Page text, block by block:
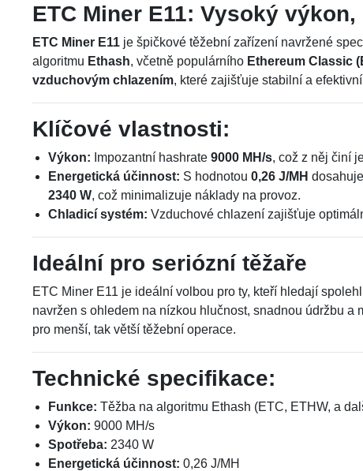
ETC Miner E11: Vysoký
ETC Miner E11je špičkové těžební zařízení navržené
algoritmu Ethash, včetně populárního Ethereum Classic
vzduchovým chlazením, které zajišťuje stabilní a
Klíčové vlastnosti:
Výkon: Impozantní hashrate 9000 MH/s, což z něj činí
Energetická účinnost: S hodnotou 0,26 J/MH
2340 W, což minimalizuje náklady na provoz.
Chladicí systém: Vzduchové chlazení zajišťuje
Ideální pro seriózní těžaře
ETC Miner E11 je ideální volbou pro ty, kteří hledají
navržen s ohledem na nízkou hlučnost, snadnou údržbu a
pro menší, tak větší těžební operace.
Technické specifikace:
Funkce: Těžba na algoritmu Ethash (ETC, ETHW, a
Výkon: 9000 MH/s
Spotřeba: 2340 W
Energetická účinnost: 0,26 J/MH